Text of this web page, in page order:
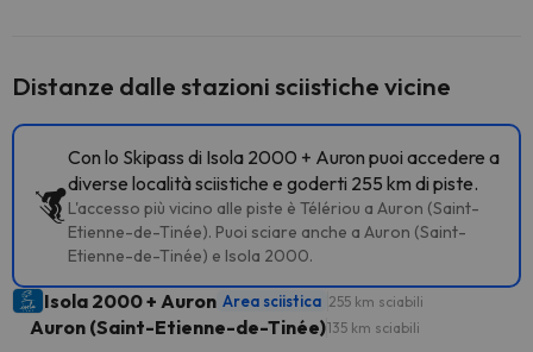
Distanze dalle stazioni sciistiche vicine
Con lo Skipass di Isola 2000 + Auron puoi accedere a
diverse località sciistiche e goderti 255 km di piste.
L'accesso più vicino alle piste è Télériou a Auron (Saint-
Etienne-de-Tinée). Puoi sciare anche a Auron (Saint-
Etienne-de-Tinée) e Isola 2000.
Isola 2000 + Auron Area sciistica 255 km sciabili
Auron (Saint-Etienne-de-Tinée)135 km sciabili